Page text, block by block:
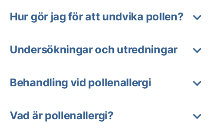
Hur gör jag för att undvika pollen?
Undersökningar och utredningar
Behandling vid pollenallergi
Vad är pollenallergi?